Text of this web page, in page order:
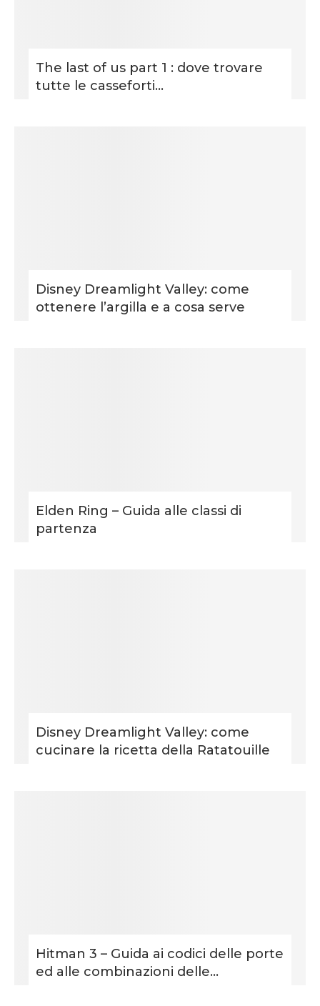
The last of us part 1 : dove trovare
tutte le casseforti...
Disney Dreamlight Valley: come
ottenere l’argilla e a cosa serve
Elden Ring – Guida alle classi di
partenza
Disney Dreamlight Valley: come
cucinare la ricetta della Ratatouille
Hitman 3 – Guida ai codici delle porte
ed alle combinazioni delle...